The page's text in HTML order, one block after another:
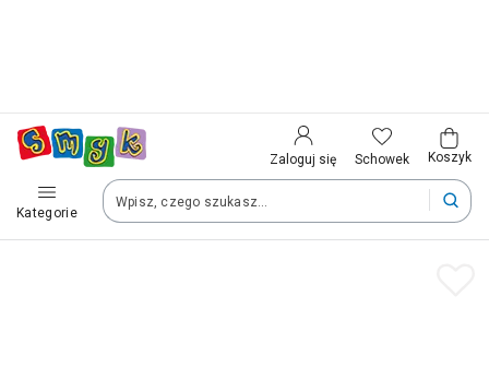
Zaloguj się Schowek Koszyk
Kategorie
Polska (Poland)
Twoje zamówienia dostarczymy na teren wybranego kraju.